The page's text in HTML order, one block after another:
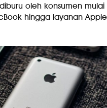
oleh konsumen mulai
hingga layanan